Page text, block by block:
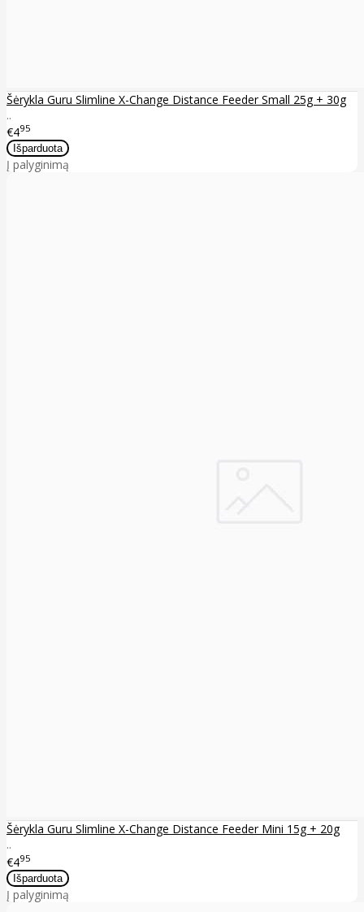
Šėrykla Guru Slimline X-Change Distance Feeder Small 25g + 30g
..
€495
Į palyginimą
Šėrykla Guru Slimline X-Change Distance Feeder Mini 15g + 20g
..
€495
Į palyginimą